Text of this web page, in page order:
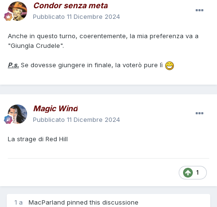
Condor senza meta
Pubblicato 11 Dicembre 2024
Anche in questo turno, coerentemente, la mia preferenza va a
"Giungla Crudele".
P.s. Se dovesse giungere in finale, la voterò pure lì
Magic Wind
Pubblicato 11 Dicembre 2024
La strage di Red Hill
1
1 a MacParland pinned this discussione